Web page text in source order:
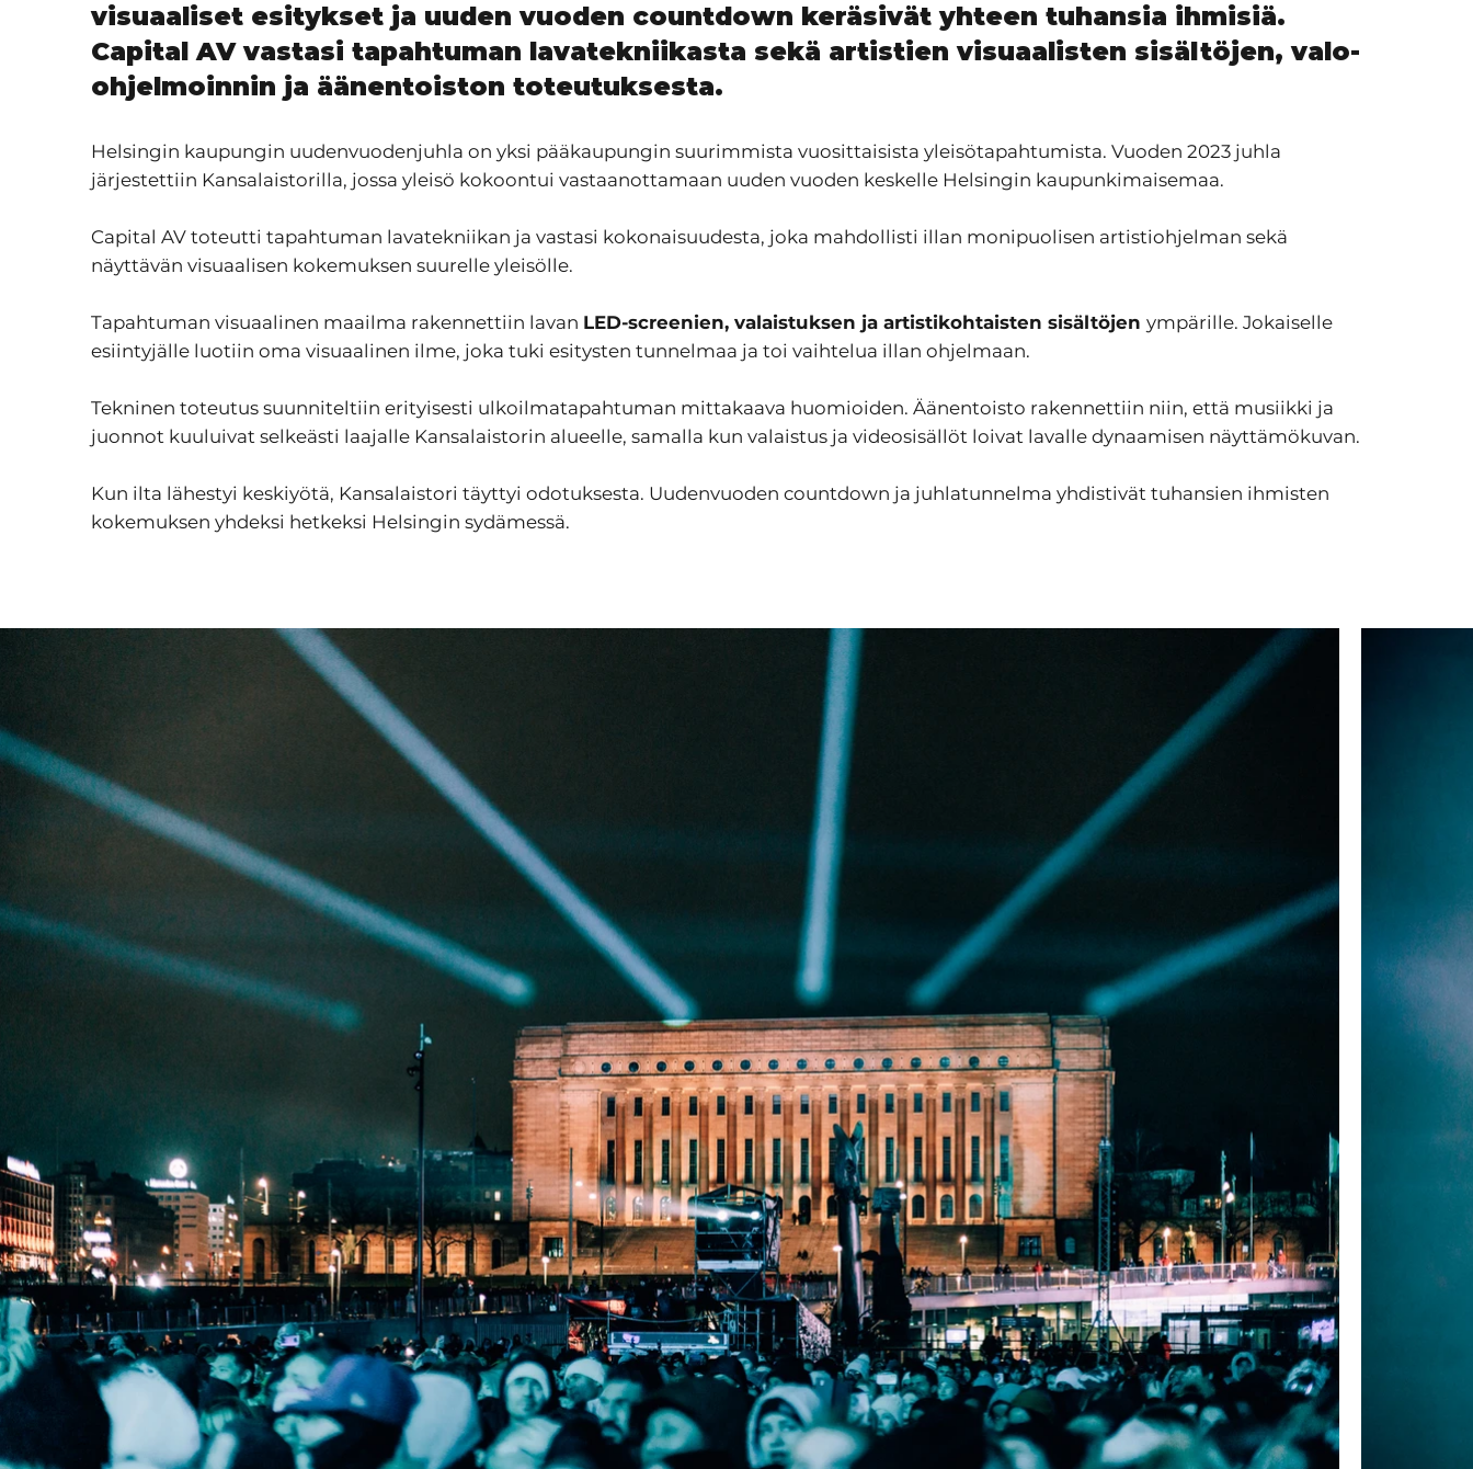
visuaaliset esitykset ja uuden vuoden countdown keräsivät yhteen tuhansia ihmisiä.
Capital AV vastasi tapahtuman lavatekniikasta sekä artistien visuaalisten sisältöjen, valo-
ohjelmoinnin ja äänentoiston toteutuksesta.
Helsingin kaupungin uudenvuodenjuhla on yksi pääkaupungin suurimmista vuosittaisista yleisötapahtumista. Vuoden 2023 juhla
järjestettiin Kansalaistorilla, jossa yleisö kokoontui vastaanottamaan uuden vuoden keskelle Helsingin kaupunkimaisemaa.
Capital AV toteutti tapahtuman lavatekniikan ja vastasi kokonaisuudesta, joka mahdollisti illan monipuolisen artistiohjelman sekä
näyttävän visuaalisen kokemuksen suurelle yleisölle.
Tapahtuman visuaalinen maailma rakennettiin lavan LED-screenien, valaistuksen ja artistikohtaisten sisältöjenympärille. Jokaiselle
esiintyjälle luotiin oma visuaalinen ilme, joka tuki esitysten tunnelmaa ja toi vaihtelua illan ohjelmaan.
Tekninen toteutus suunniteltiin erityisesti ulkoilmatapahtuman mittakaava huomioiden. Äänentoisto rakennettiin niin, että musiikki ja
juonnot kuuluivat selkeästi laajalle Kansalaistorin alueelle, samalla kun valaistus ja videosisällöt loivat lavalle dynaamisen näyttämökuvan.
Kun ilta lähestyi keskiyötä, Kansalaistori täyttyi odotuksesta. Uudenvuoden countdown ja juhlatunnelma yhdistivät tuhansien ihmisten
kokemuksen yhdeksi hetkeksi Helsingin sydämessä.